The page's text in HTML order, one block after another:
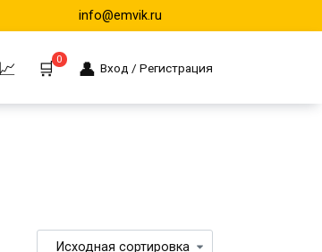
info@emvik.ru
0
Вход / Регистрация